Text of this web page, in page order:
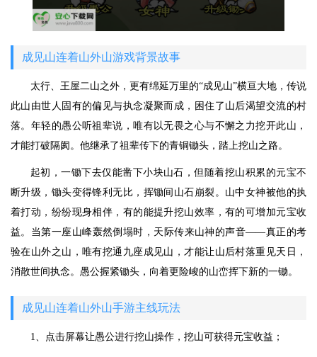
成见山连着山外山游戏背景故事
太行、王屋二山之外，更有绵延万里的“成见山”横亘大地，传说
此山由世人固有的偏见与执念凝聚而成，困住了山后渴望交流的村
落。年轻的愚公听祖辈说，唯有以无畏之心与不懈之力挖开此山，
才能打破隔阂。他继承了祖辈传下的青铜锄头，踏上挖山之路。
起初，一锄下去仅能凿下小块山石，但随着挖山积累的元宝不
断升级，锄头变得锋利无比，挥锄间山石崩裂。山中女神被他的执
着打动，纷纷现身相伴，有的能提升挖山效率，有的可增加元宝收
益。当第一座山峰轰然倒塌时，天际传来山神的声音——真正的考
验在山外之山，唯有挖通九座成见山，才能让山后村落重见天日，
消散世间执念。愚公握紧锄头，向着更险峻的山峦挥下新的一锄。
成见山连着山外山手游主线玩法
1、点击屏幕让愚公进行挖山操作，挖山可获得元宝收益；